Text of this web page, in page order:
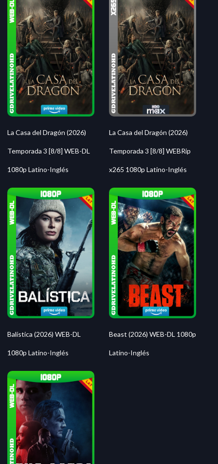
La Casa del Dragón (2026)
Temporada 3 [8/8] WEB-DL
1080p Latino-Inglés
La Casa del Dragón (2026)
Temporada 3 [8/8] WEBRip
x265 1080p Latino-Inglés
Balística (2026) WEB-DL
1080p Latino-Inglés
Beast (2026) WEB-DL 1080p
Latino-Inglés